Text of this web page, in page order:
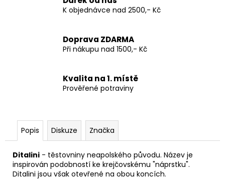
K objednávce nad 2500,- Kč
Doprava ZDARMA
Při nákupu nad 1500,- Kč
Kvalita na 1. místě
Prověřené potraviny
Popis Diskuze Značka
Ditalini - těstovniny neapolského původu. Název je
inspirován podobností ke krejčovskému "náprstku".
Ditalini jsou však otevřené na obou koncích.